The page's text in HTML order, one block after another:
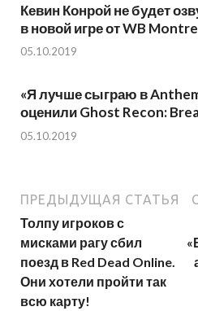
Кевин Конрой не будет
в новой игре от WB
05.10.2019
«Я лучше сыграю в
оценили Ghost Recon:
05.10.2019
ПРЕДЫДУЩАЯ СТАТЬЯ
Толпу игроков с
мисками рагу сбил
поезд в Red Dead Online.
Они хотели пройти так
всю карту!